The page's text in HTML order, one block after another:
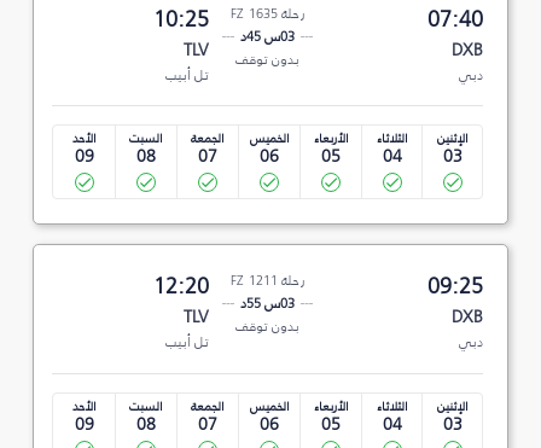
07:40
DXB
دبي
رحلة FZ 1635
03س 45د
بدون توقف
10:25
TLV
تل أبيب
الإثنين
03
الثلاثاء
04
الأربعاء
05
الخميس
06
الجمعة
07
السبت
08
الأحد
09
09:25
DXB
دبي
رحلة FZ 1211
03س 55د
بدون توقف
12:20
TLV
تل أبيب
الإثنين
03
الثلاثاء
04
الأربعاء
05
الخميس
06
الجمعة
07
السبت
08
الأحد
09